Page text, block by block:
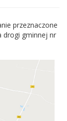
przeznaczone
drogi gminnej nr